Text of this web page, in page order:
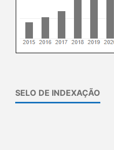
SELO DE INDEXAÇÃO